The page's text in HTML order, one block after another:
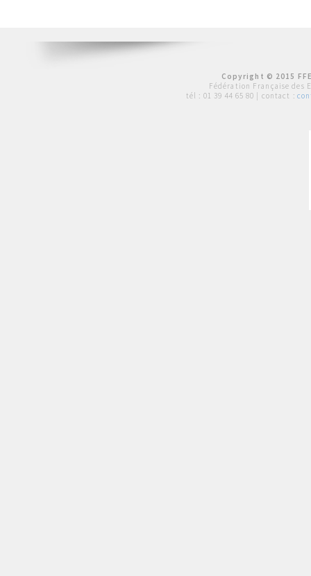
Copyright © 2015
Fédération Française des
tél : 01 39 44 65 80 | contact :